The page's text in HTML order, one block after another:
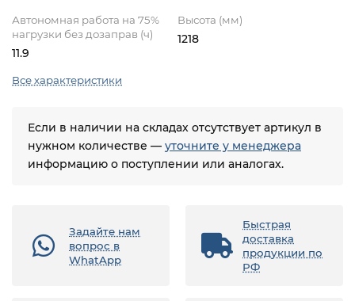
Автономная работа на 75%
нагрузки без дозаправ (ч)
11.9
Высота (мм)
1218
Все характеристики
Если в наличии на складах отсутствует артикул в
нужном количестве — уточните у менеджера
информацию о поступлении или аналогах.
Задайте нам
вопрос в
WhatApp
Быстрая
доставка
продукции по
РФ